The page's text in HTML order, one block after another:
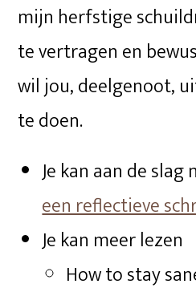
mijn herfstige
te vertragen en
wil jou, deelgenoot,
te doen.
Je kan aan de
een reflectieve
Je kan meer lezen
How to stay